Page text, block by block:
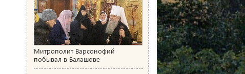
Митрополит Варсонофий
побывал в Балашове